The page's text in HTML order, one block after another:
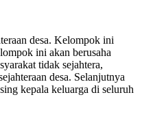
desa. Kelompok ini
ini akan berusaha
tidak sejahtera,
desa. Selanjutnya
kepala keluarga di seluruh